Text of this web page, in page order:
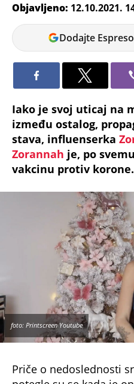
Objavljeno: 12.10.2021.
Maja
Ćorić
Dodajte
Iako je svoj uticaj na
između ostalog,
stava, influenserka
Zorannah je, po
vakcinu protiv korone.
foto: Printscreen Youtube
Priče o nedoslednosti